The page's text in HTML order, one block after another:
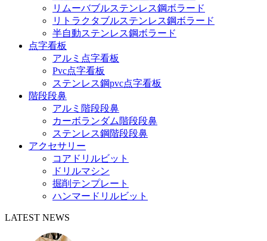
リムーバブルステンレス鋼ボラード
リトラクタブルステンレス鋼ボラード
半自動ステンレス鋼ボラード
点字看板
アルミ点字看板
Pvc点字看板
ステンレス鋼pvc点字看板
階段段鼻
アルミ階段段鼻
カーボランダム階段段鼻
ステンレス鋼階段段鼻
アクセサリー
コアドリルビット
ドリルマシン
掘削テンプレート
ハンマードリルビット
LATEST NEWS